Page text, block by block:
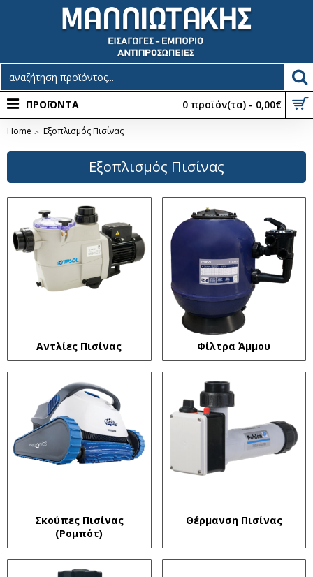
0 προϊόν(τα) - 0,00€
ΠΡΟΪΟΝΤΑ
Home Εξοπλισμός Πισίνας
Εξοπλισμός Πισίνας
Αντλίες Πισίνας Φίλτρα Άμμου
Σκούπες Πισίνας
(Ρομπότ)
Θέρμανση Πισίνας